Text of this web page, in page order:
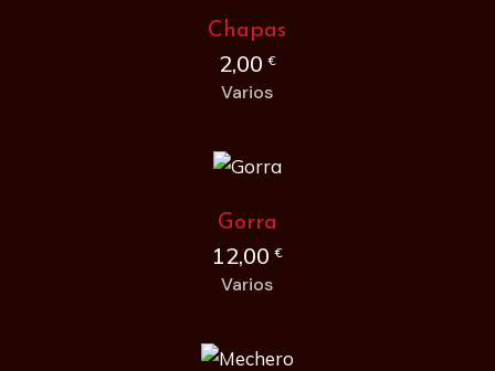
Chapas
2,00€
Varios
Gorra
12,00€
Varios